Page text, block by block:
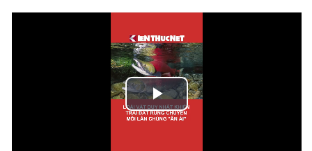
Play